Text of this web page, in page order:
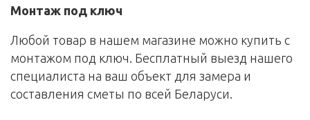
Монтаж под ключ
Любой товар в нашем магазине можно купить с
монтажом под ключ. Бесплатный выезд нашего
специалиста на ваш объект для замера и
составления сметы по всей Беларуси.